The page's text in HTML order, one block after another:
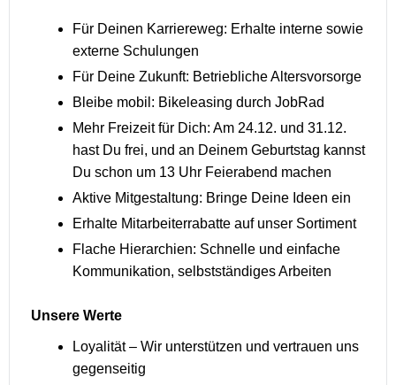
Für Deinen Karriereweg: Erhalte interne sowie
externe Schulungen
Für Deine Zukunft: Betriebliche Altersvorsorge
Bleibe mobil: Bikeleasing durch JobRad
Mehr Freizeit für Dich: Am 24.12. und 31.12.
hast Du frei, und an Deinem Geburtstag kannst
Du schon um 13 Uhr Feierabend machen
Aktive Mitgestaltung: Bringe Deine Ideen ein
Erhalte Mitarbeiterrabatte auf unser Sortiment
Flache Hierarchien: Schnelle und einfache
Kommunikation, selbstständiges Arbeiten
Unsere Werte
Loyalität – Wir unterstützen und vertrauen uns
gegenseitig